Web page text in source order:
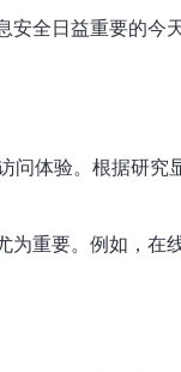
安全日益重要的今
问体验。根据研究
重要。例如，在